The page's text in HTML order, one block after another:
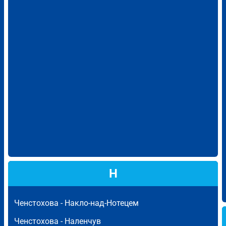
Н
Ченстохова - Накло-над-Нотецем
Ченстохова - Наленчув